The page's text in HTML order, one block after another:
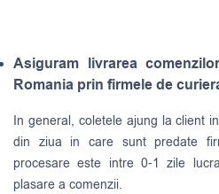
Asiguram livrarea
Romania prin firmele de
In general, coletele ajung la client
din ziua in care sunt predate
procesare este intre 0-1 zile
plasare a comenzii.